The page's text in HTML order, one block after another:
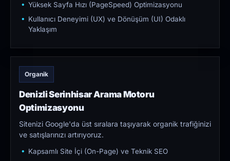
Yüksek Sayfa Hızı (PageSpeed) Optimizasyonu
Kullanıcı Deneyimi (UX) ve Dönüşüm (UI) Odaklı
Yaklaşım
Organik
Denizli Serinhisar Arama Motoru
Optimizasyonu
Sitenizi Google'da üst sıralara taşıyarak organik trafiğinizi
ve satışlarınızı artırıyoruz.
Kapsamlı Site İçi (On-Page) ve Teknik SEO